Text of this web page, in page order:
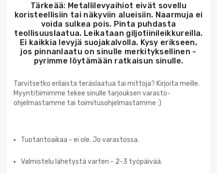
Tärkeää: Metallilevyaihiot eivät sovellu
koristeellisiin tai näkyviin alueisiin. Naarmuja ei
voida sulkea pois. Pinta puhdasta
teollisuuslaatua. Leikataan giljotiinileikkureilla.
Ei kaikkia levyjä suojakalvolla. Kysy erikseen,
jos pinnanlaatu on sinulle merkityksellinen -
pyrimme löytämään ratkaisun sinulle.
Tarvitsetko erilaista teräslaatua tai mittoja? Kirjoita meille.
Myyntitiimimme tekee sinulle tarjouksen varasto-
ohjelmastamme tai toimitusohjelmastamme :)
Tuotantoaikaa - ei ole. Jo varastossa.
Valmistelu lähetystä varten - 2-3 työpäivää.